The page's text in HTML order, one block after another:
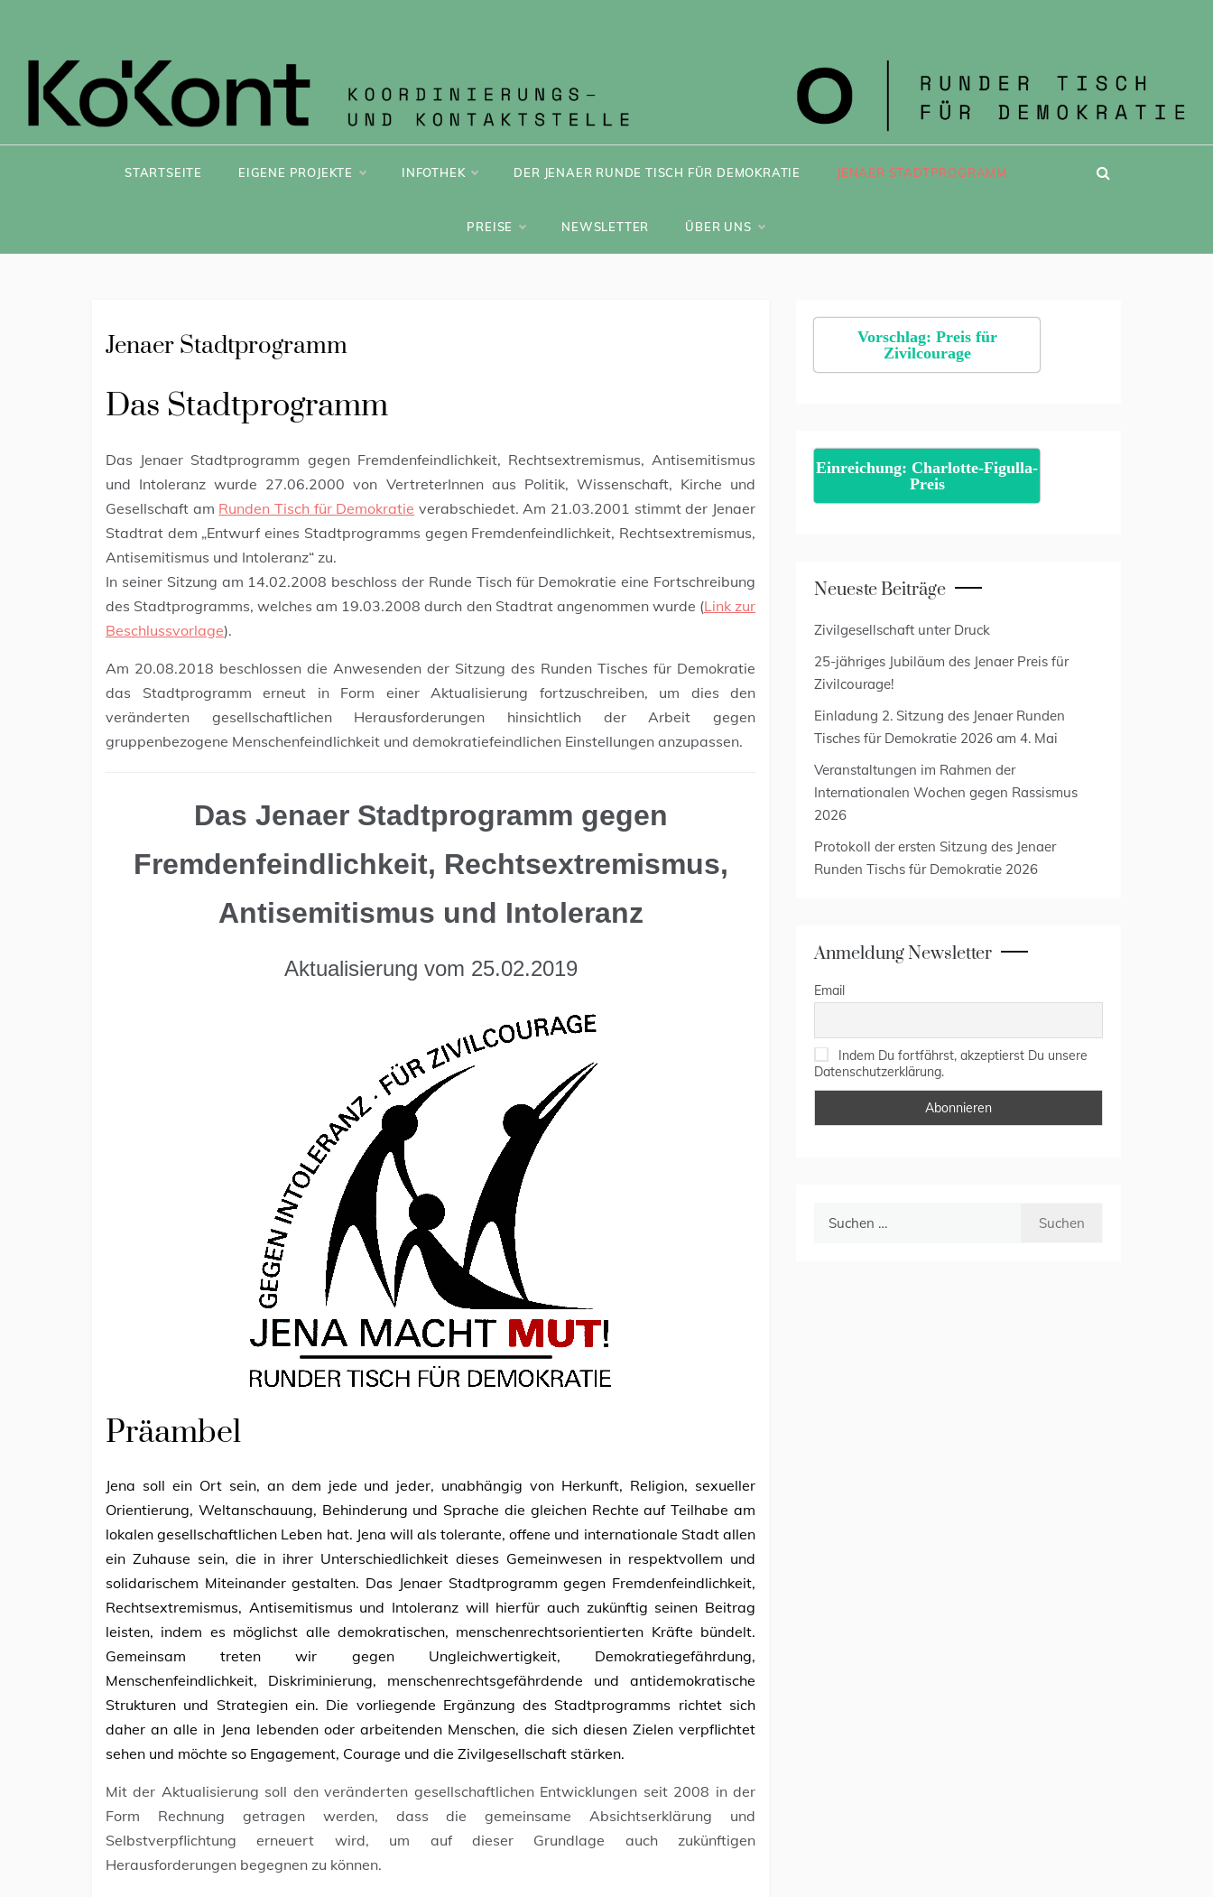
KOKONT JENA
STARTSEITE EIGENE PROJEKTE INFOTHEK DER JENAER RUNDE TISCH FÜR DEMOKRATIE JENAER STADTPROGRAMM
PREISE NEWSLETTER ÜBER UNS
Jenaer Stadtprogramm
Das Stadtprogramm
Das Jenaer Stadtprogramm gegen Fremdenfeindlichkeit, Rechtsextremismus, Antisemitismus
und Intoleranz wurde 27.06.2000 von VertreterInnen aus Politik, Wissenschaft, Kirche und
Gesellschaft am Runden Tisch für Demokratie verabschiedet. Am 21.03.2001 stimmt der Jenaer
Stadtrat dem „Entwurf eines Stadtprogramms gegen Fremdenfeindlichkeit, Rechtsextremismus,
Antisemitismus und Intoleranz“ zu.
In seiner Sitzung am 14.02.2008 beschloss der Runde Tisch für Demokratie eine Fortschreibung
des Stadtprogramms, welches am 19.03.2008 durch den Stadtrat angenommen wurde (Link zur
Beschlussvorlage).
Am 20.08.2018 beschlossen die Anwesenden der Sitzung des Runden Tisches für Demokratie
das Stadtprogramm erneut in Form einer Aktualisierung fortzuschreiben, um dies den
veränderten gesellschaftlichen Herausforderungen hinsichtlich der Arbeit gegen
gruppenbezogene Menschenfeindlichkeit und demokratiefeindlichen Einstellungen anzupassen.
Das Jenaer Stadtprogramm gegen
Fremdenfeindlichkeit, Rechtsextremismus,
Antisemitismus und Intoleranz
Aktualisierung vom 25.02.2019
Präambel
Jena soll ein Ort sein, an dem jede und jeder, unabhängig von Herkunft, Religion, sexueller
Orientierung, Weltanschauung, Behinderung und Sprache die gleichen Rechte auf Teilhabe am
lokalen gesellschaftlichen Leben hat. Jena will als tolerante, offene und internationale Stadt allen
ein Zuhause sein, die in ihrer Unterschiedlichkeit dieses Gemeinwesen in respektvollem und
solidarischem Miteinander gestalten. Das Jenaer Stadtprogramm gegen Fremdenfeindlichkeit,
Rechtsextremismus, Antisemitismus und Intoleranz will hierfür auch zukünftig seinen Beitrag
leisten, indem es möglichst alle demokratischen, menschenrechtsorientierten Kräfte bündelt.
Gemeinsam treten wir gegen Ungleichwertigkeit, Demokratiegefährdung,
Menschenfeindlichkeit, Diskriminierung, menschenrechtsgefährdende und antidemokratische
Strukturen und Strategien ein. Die vorliegende Ergänzung des Stadtprogramms richtet sich
daher an alle in Jena lebenden oder arbeitenden Menschen, die sich diesen Zielen verpflichtet
sehen und möchte so Engagement, Courage und die Zivilgesellschaft stärken.
Mit der Aktualisierung soll den veränderten gesellschaftlichen Entwicklungen seit 2008 in der
Form Rechnung getragen werden, dass die gemeinsame Absichtserklärung und
Selbstverpflichtung erneuert wird, um auf dieser Grundlage auch zukünftigen
Herausforderungen begegnen zu können.
Vorschlag: Preis für
Zivilcourage
Einreichung: Charlotte-Figulla-
Preis
Neueste Beiträge
Zivilgesellschaft unter Druck
25-jähriges Jubiläum des Jenaer Preis für
Zivilcourage!
Einladung 2. Sitzung des Jenaer Runden
Tisches für Demokratie 2026 am 4. Mai
Veranstaltungen im Rahmen der
Internationalen Wochen gegen Rassismus
2026
Protokoll der ersten Sitzung des Jenaer
Runden Tischs für Demokratie 2026
Anmeldung Newsletter
Email
Indem Du fortfährst, akzeptierst Du unsere
Datenschutzerklärung.